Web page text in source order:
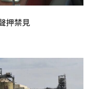
押禁見